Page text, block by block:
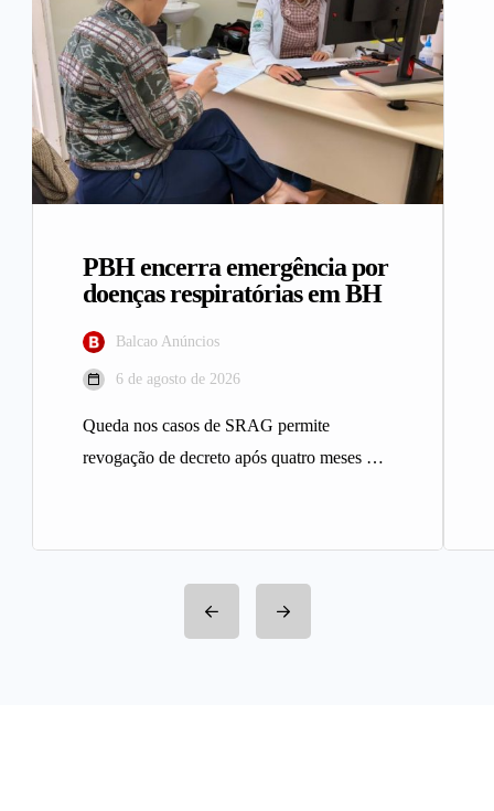
PBH encerra emergência por
doenças respiratórias em BH
Balcao Anúncios
6 de agosto de 2026
Queda nos casos de SRAG permite
revogação de decreto após quatro meses A